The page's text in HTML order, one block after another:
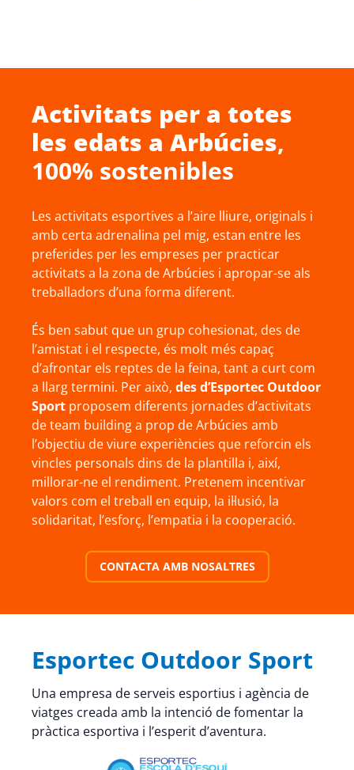
Activitats per a totes
les edats a Arbúcies,
100% sostenibles
Les activitats esportives a l’aire lliure, originals i
amb certa adrenalina pel mig, estan entre les
preferides per les empreses per practicar
activitats a la zona de Arbúcies i apropar-se als
treballadors d’una forma diferent.
És ben sabut que un grup cohesionat, des de
l’amistat i el respecte, és molt més capaç
d’afrontar els reptes de la feina, tant a curt com
a llarg termini. Per això, des d’Esportec Outdoor
Sport proposem diferents jornades d’activitats
de team building a prop de Arbúcies amb
l’objectiu de viure experiències que reforcin els
vincles personals dins de la plantilla i, així,
millorar-ne el rendiment. Pretenem incentivar
valors com el treball en equip, la il·lusió, la
solidaritat, l’esforç, l’empatia i la cooperació.
CONTACTA AMB NOSALTRES
Esportec Outdoor Sport
Una empresa de serveis esportius i agència de
viatges creada amb la intenció de fomentar la
pràctica esportiva i l’esperit d’aventura.